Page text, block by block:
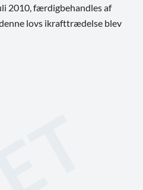
2010, færdigbehandles af
lovs ikrafttrædelse blev